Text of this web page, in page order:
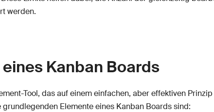
werden.
Kanban Boards
Tool, das auf einem einfachen, aber effektiven
Elemente eines Kanban Boards sind: